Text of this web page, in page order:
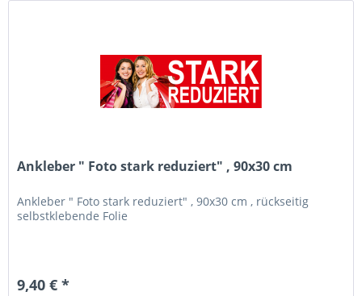
Ankleber " Foto stark reduziert" , 90x30 cm
Ankleber " Foto stark reduziert" , 90x30 cm , rückseitig
selbstklebende Folie
9,40 € *